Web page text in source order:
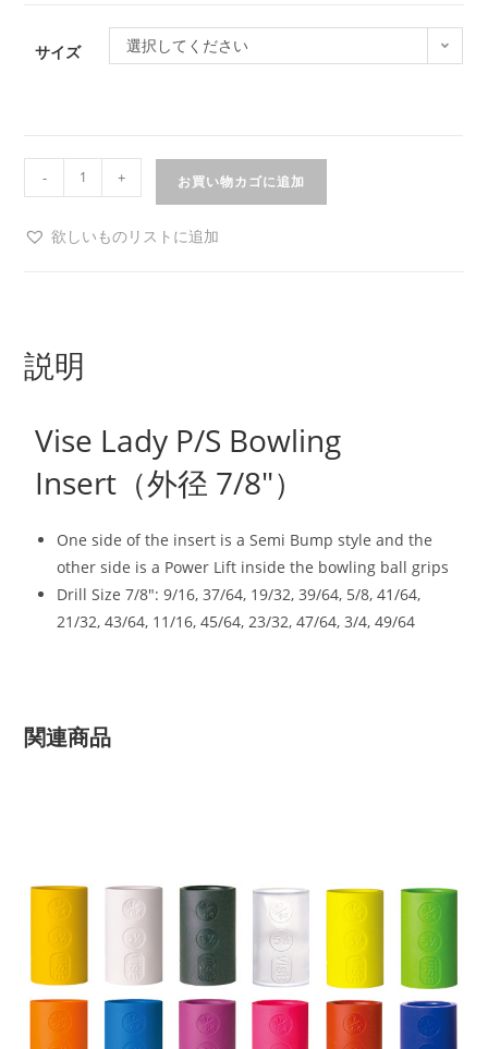
サイズ 選択してください
- + お買い物カゴに追加
欲しいものリストに追加
説明
Vise Lady P/S Bowling
Insert（外径 7/8″）
One side of the insert is a Semi Bump style and the
other side is a Power Lift inside the bowling ball grips
Drill Size 7/8″: 9/16, 37/64, 19/32, 39/64, 5/8, 41/64,
21/32, 43/64, 11/16, 45/64, 23/32, 47/64, 3/4, 49/64
関連商品